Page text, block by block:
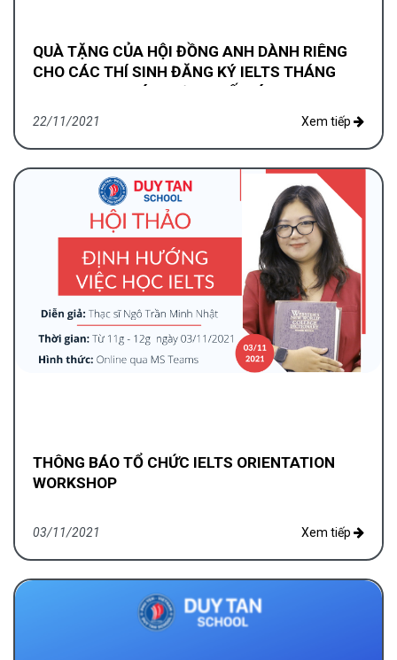
QUÀ TẶNG CỦA HỘI ĐỒNG ANH DÀNH RIÊNG
CHO CÁC THÍ SINH ĐĂNG KÝ IELTS THÁNG
22/11/2021 Xem tiếp
THÔNG BÁO TỔ CHỨC IELTS ORIENTATION
WORKSHOP
03/11/2021 Xem tiếp